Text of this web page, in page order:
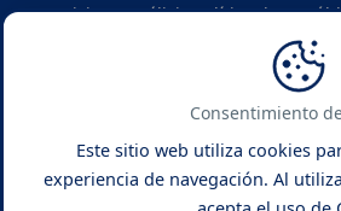
Noticias y análisis político de
mundo. Infórmate con rigor,
política global.
Consentimiento
Este sitio web utiliza cookies
experiencia de navegación. Al